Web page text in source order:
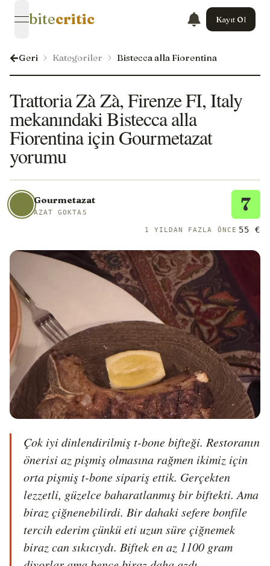
open navigation menu
bitecritic Kayıt Ol
Geri Kategoriler Bistecca alla Fiorentina
Trattoria Zà Zà, Firenze FI, Italy
mekanındaki Bistecca alla
Fiorentina için Gourmetazat
yorumu
Gourmetazat
AZAT GOKTAS 7
1 YILDAN FAZLA ÖNCE 55 €
Çok iyi dinlendirilmiş t-bone bifteği. Restoranın
önerisi az pişmiş olmasına rağmen ikimiz için
orta pişmiş t-bone sipariş ettik. Gerçekten
lezzetli, güzelce baharatlanmış bir biftekti. Ama
biraz çiğnenebilirdi. Bir dahaki sefere bonfile
tercih ederim çünkü eti uzun süre çiğnemek
biraz can sıkıcıydı. Biftek en az 1100 gram